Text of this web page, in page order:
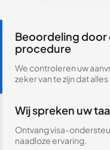
Beoordeling
procedure
We controleren uw
zeker van te zijn dat
Wij spreken uw
Ontvang visa-
naadloze ervaring.